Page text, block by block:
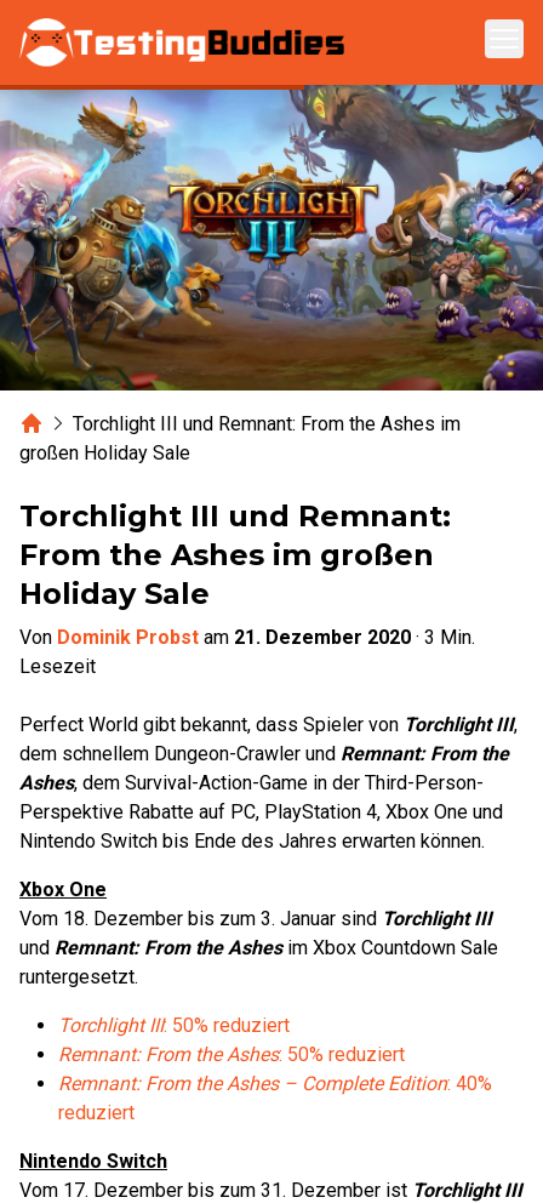
Zum Hauptinhalt springen
HomeTorchlight III und Remnant: From the Ashes im
großen Holiday Sale
Torchlight III und Remnant:
From the Ashes im großen
Holiday Sale
Von Dominik Probst am 21. Dezember 2020 · 3 Min.
Lesezeit
Perfect World gibt bekannt, dass Spieler von Torchlight III,
dem schnellem Dungeon-Crawler und Remnant: From the
Ashes, dem Survival-Action-Game in der Third-Person-
Perspektive Rabatte auf PC, PlayStation 4, Xbox One und
Nintendo Switch bis Ende des Jahres erwarten können.
Xbox One
Vom 18. Dezember bis zum 3. Januar sind Torchlight III
und Remnant: From the Ashesim Xbox Countdown Sale
runtergesetzt.
Torchlight III: 50% reduziert
Remnant: From the Ashes: 50% reduziert
Remnant: From the Ashes – Complete Edition: 40%
reduziert
Nintendo Switch
Vom 17. Dezember bis zum 31. Dezember ist Torchlight III